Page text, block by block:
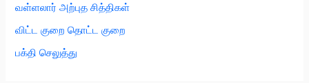
வள்ளலார் அற்புத சித்திகள்
விட்ட குறை தொட்ட குறை
பக்தி செலுத்து